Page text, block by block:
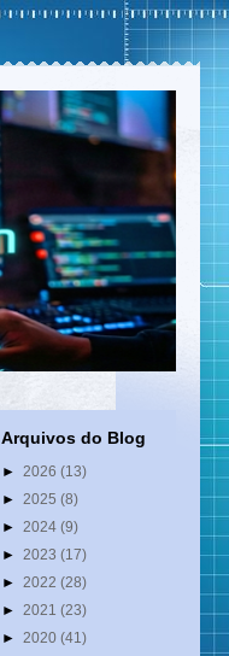
Arquivos do Blog
► 2026 (13)
► 2025 (8)
► 2024 (9)
► 2023 (17)
► 2022 (28)
► 2021 (23)
► 2020 (41)